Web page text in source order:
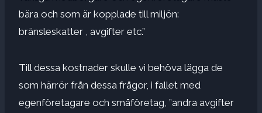
bära och som är kopplade till miljön:
bränsleskatter , avgifter etc.”
Till dessa kostnader skulle vi behöva lägga de
som härrör från dessa frågor, i fallet med
egenföretagare och småföretag, ”andra avgifter